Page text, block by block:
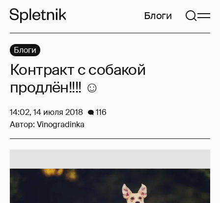
Блоги
Блоги
Контракт с собакой
продлён!!!! ☺️
14:02, 14 июля 2018
116
Автор: Vinogradinka